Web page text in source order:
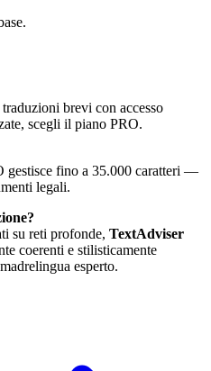
brevi con accesso
scegli il piano PRO.
gestisce fino a 35.000 caratteri —
legali.
su reti profonde, TextAdviser
coerenti e stilisticamente
esperto.